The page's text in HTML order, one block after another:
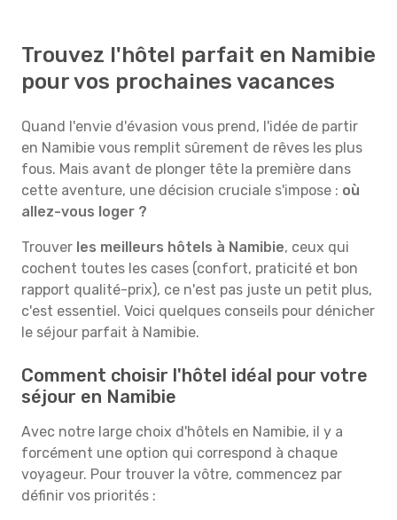
Trouvez l'hôtel parfait en Namibie
pour vos prochaines vacances
Quand l'envie d'évasion vous prend, l'idée de partir
en Namibie vous remplit sûrement de rêves les plus
fous. Mais avant de plonger tête la première dans
cette aventure, une décision cruciale s'impose : où
allez-vous loger ?
Trouver les meilleurs hôtels à Namibie, ceux qui
cochent toutes les cases (confort, praticité et bon
rapport qualité-prix), ce n'est pas juste un petit plus,
c'est essentiel. Voici quelques conseils pour dénicher
le séjour parfait à Namibie.
Comment choisir l'hôtel idéal pour votre
séjour en Namibie
Avec notre large choix d'hôtels en Namibie, il y a
forcément une option qui correspond à chaque
voyageur. Pour trouver la vôtre, commencez par
définir vos priorités :